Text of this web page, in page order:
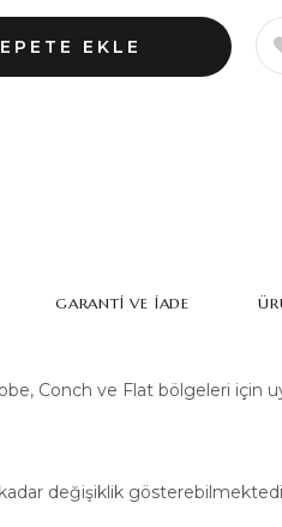
Conch ve Flat bölgeleri için
değişiklik
GARANTI VE İADE